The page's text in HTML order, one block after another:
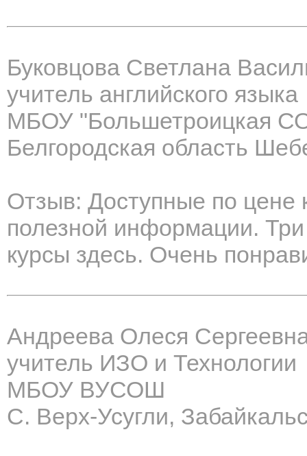
Буковцова Светлана
учитель английского языка
МБОУ "Большетроицкая
Белгородская область
Отзыв: Доступные по цене
полезной информации.
курсы здесь. Очень
Андреева Олеся
учитель ИЗО и Технологии
МБОУ ВУСОШ
С. Верх-Усугли,